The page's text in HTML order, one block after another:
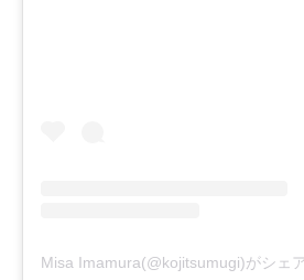
Misa Imamura(@kojitsumugi)がシェ